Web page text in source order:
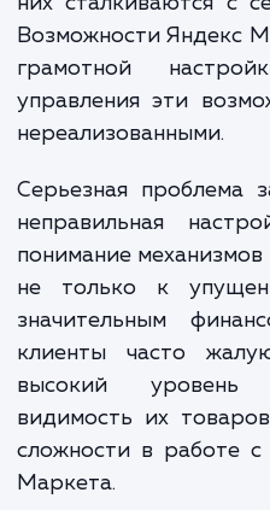
что
представляется
большинства
грамотной
управления эти
нереализованными.
Серьезная
неправильная
понимание
не только к
значительным